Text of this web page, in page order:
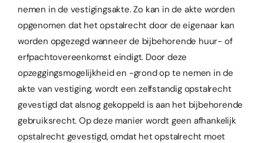
nemen in de vestigingsakte. Zo kan in de akte worden
opgenomen dat het opstalrecht door de eigenaar kan
worden opgezegd wanneer de bijbehorende huur- of
erfpachtovereenkomst eindigt. Door deze
opzeggingsmogelijkheid en -grond op te nemen in de
akte van vestiging, wordt een zelfstandig opstalrecht
gevestigd dat alsnog gekoppeld is aan het bijbehorende
gebruiksrecht. Op deze manier wordt geen afhankelijk
opstalrecht gevestigd, omdat het opstalrecht moet